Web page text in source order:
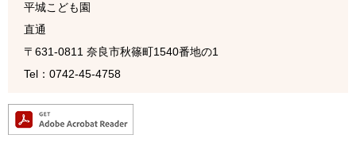
平城こども園
直通
〒631-0811 奈良市秋篠町1540番地の1
Tel：0742-45-4758